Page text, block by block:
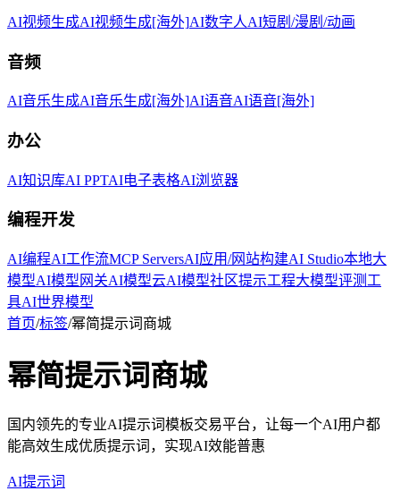
AI视频生成AI视频生成[海外]AI数字人AI短剧/漫剧/动画
音频
AI音乐生成AI音乐生成[海外]AI语音AI语音[海外]
办公
AI知识库AI PPTAI电子表格AI浏览器
编程开发
AI编程AI工作流MCP ServersAI应用/网站构建AI Studio本地大
模型AI模型网关AI模型云AI模型社区提示工程大模型评测工
具AI世界模型
首页/标签/幂简提示词商城
幂简提示词商城
国内领先的专业AI提示词模板交易平台，让每一个AI用户都
能高效生成优质提示词，实现AI效能普惠
AI提示词